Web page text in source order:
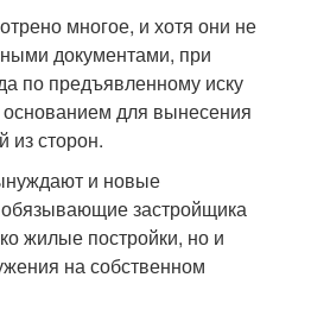
многое, и хотя они не
документами, при
по предъявленному иску
для вынесения
из сторон.
и новые
застройщика
жилые постройки, но и
на собственном